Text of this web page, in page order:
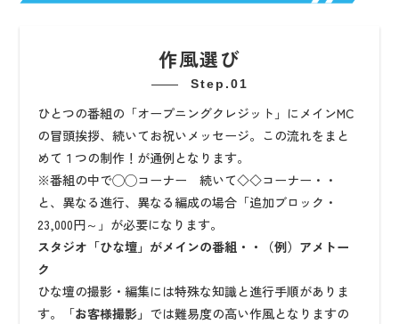
作風選び
Step.01
ひとつの番組の「オープニングクレジット」にメインMC
の冒頭挨拶、続いてお祝いメッセージ。この流れをまと
めて１つの制作！が通例となります。
※番組の中で◯◯コーナー 続いて◇◇コーナー・・
と、異なる進行、異なる編成の場合「追加ブロック・
23,000円～」が必要になります。
スタジオ「ひな壇」がメインの番組・・（例）アメトー
ク
ひな壇の撮影・編集には特殊な知識と進行手順がありま
す。「お客様撮影」 では難易度の高い作風となりますの